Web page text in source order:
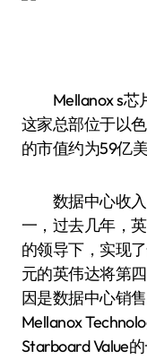
Mellanox s芯
这家总部位于以
的市值约为59亿美
数据中心收入
一，过去几年，
的领导下，实现
元的英伟达将第
因是数据中心销
Mellanox
Starboard Value